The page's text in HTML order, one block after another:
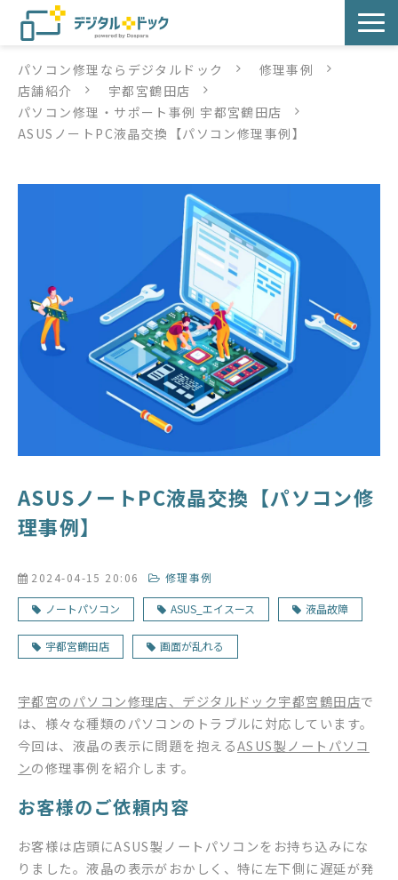
パソコン修理
サービス
パソコン修理ならデジタルドック
修理事例
店舗紹介
宇都宮鶴田店
パソコン修理・サポート事例 宇都宮鶴田店
ASUSノートPC液晶交換【パソコン修理事例】
ASUSノートPC液晶交換【パソコン修
理事例】
2024-04-15 20:06 修理事例
ノートパソコン ASUS_エイスース 液晶故障
宇都宮鶴田店 画面が乱れる
宇都宮のパソコン修理店、デジタルドック宇都宮鶴田店で
は、様々な種類のパソコンのトラブルに対応しています。
今回は、液晶の表示に問題を抱える​​​​​​​ASUS製ノートパソコ
ンの修理事例を紹介します。
お客様のご依頼内容
お客様は店頭にASUS製ノートパソコンをお持ち込みにな
りました。液晶の表示がおかしく、特に左下側に遅延が発